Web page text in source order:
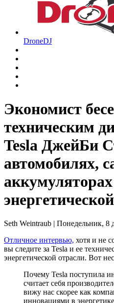
DroneDJ
Экономист
техническим
Tesla ДжейБи
автомобилях,
Seth Weintraub | Понедельник, 8
Отличное интервью, хотя и не
вы следите за Tesla и ее
энергетической отрасли. Вот
Почему Tesla поступила
считает себя
вижу нас скорее как
инновациями в